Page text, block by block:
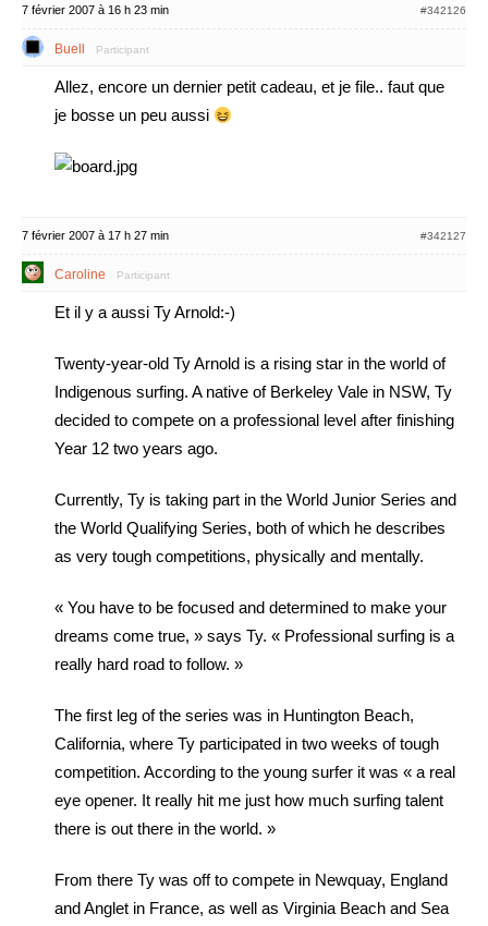
7 février 2007 à 16 h 23 min #342126
Buell Participant
Allez, encore un dernier petit cadeau, et je file.. faut que
je bosse un peu aussi
7 février 2007 à 17 h 27 min #342127
Caroline Participant
Et il y a aussi Ty Arnold:-)
Twenty-year-old Ty Arnold is a rising star in the world of
Indigenous surfing. A native of Berkeley Vale in NSW, Ty
decided to compete on a professional level after finishing
Year 12 two years ago.
Currently, Ty is taking part in the World Junior Series and
the World Qualifying Series, both of which he describes
as very tough competitions, physically and mentally.
« You have to be focused and determined to make your
dreams come true, » says Ty. « Professional surfing is a
really hard road to follow. »
The first leg of the series was in Huntington Beach,
California, where Ty participated in two weeks of tough
competition. According to the young surfer it was « a real
eye opener. It really hit me just how much surfing talent
there is out there in the world. »
From there Ty was off to compete in Newquay, England
and Anglet in France, as well as Virginia Beach and Sea